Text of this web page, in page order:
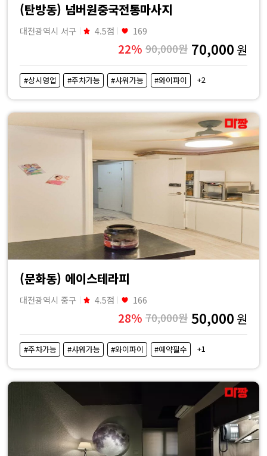
(탄방동) 넘버원중국전통마사지
대전광역시 서구 4.5점 169
22% 90,000원 70,000 원
#상시영업 #주차가능 #샤워가능 #와이파이 +2
(문화동) 에이스테라피
대전광역시 중구 4.5점 166
28% 70,000원 50,000 원
#주차가능 #샤워가능 #와이파이 #예약필수 +1